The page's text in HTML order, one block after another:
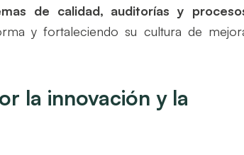
de calidad, auditorías y
y fortaleciendo su cultura de
la innovación y la